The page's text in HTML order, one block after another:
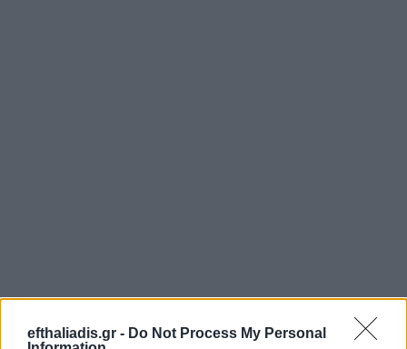
efthaliadis.gr - Do Not Process My Personal